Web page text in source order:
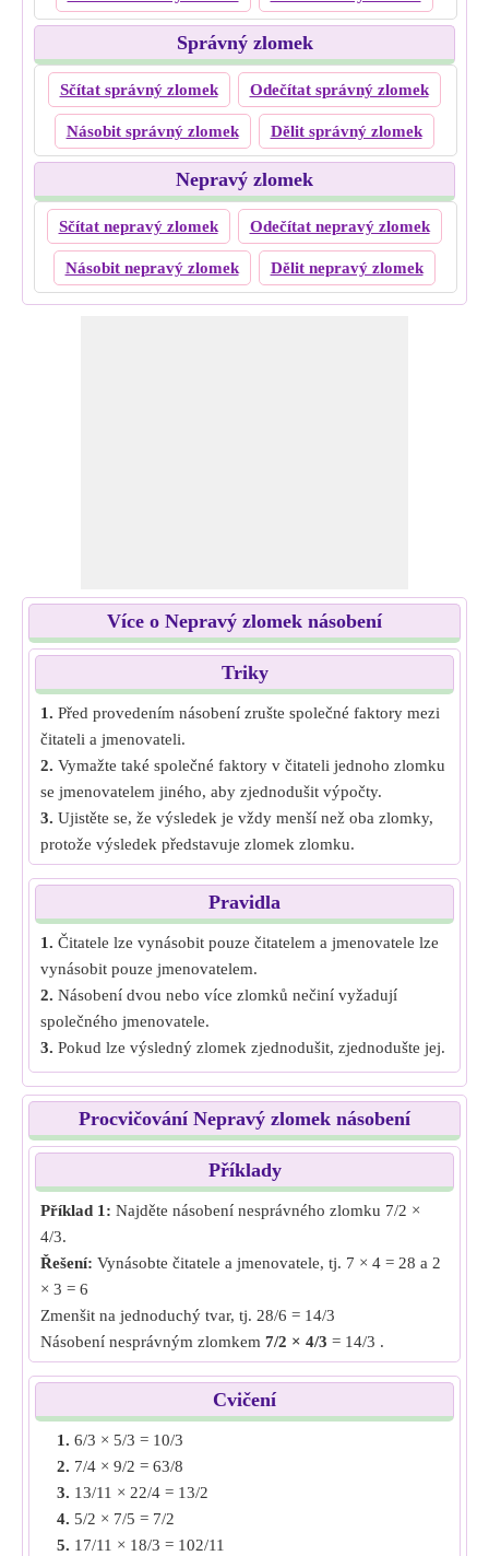
Správný zlomek
Sčítat správný zlomek Odečítat správný zlomek
Násobit správný zlomek Dělit správný zlomek
Nepravý zlomek
Sčítat nepravý zlomek Odečítat nepravý zlomek
Násobit nepravý zlomek Dělit nepravý zlomek
Více o Nepravý zlomek násobení
Triky
1. Před provedením násobení zrušte společné faktory mezi
čitateli a jmenovateli.
2. Vymažte také společné faktory v čitateli jednoho zlomku
se jmenovatelem jiného, aby zjednodušit výpočty.
3. Ujistěte se, že výsledek je vždy menší než oba zlomky,
protože výsledek představuje zlomek zlomku.
Pravidla
1. Čitatele lze vynásobit pouze čitatelem a jmenovatele lze
vynásobit pouze jmenovatelem.
2. Násobení dvou nebo více zlomků nečiní vyžadují
společného jmenovatele.
3. Pokud lze výsledný zlomek zjednodušit, zjednodušte jej.
Procvičování Nepravý zlomek násobení
Příklady
Příklad 1: Najděte násobení nesprávného zlomku 7/2 ×
4/3.
Řešení: Vynásobte čitatele a jmenovatele, tj. 7 × 4 = 28 a 2
× 3 = 6
Zmenšit na jednoduchý tvar, tj. 28/6 = 14/3
Násobení nesprávným zlomkem 7/2 × 4/3 = 14/3 .
Najděte násobení nesprávného zlomku 10/3 ×
6/4.
Řešení:Vynásobte čitatele a jmenovatele, tj. 10 × 6 = 60 a
3 × 4 = 12
Zmenšit na jednoduchý tvar, tj. 60/12 = 5/1
Násobení nesprávným zlomkem
Cvičení
1. 6/3 × 5/3 = 10/3
2. 7/4 × 9/2 = 63/8
3. 13/11 × 22/4 = 13/2
4. 5/2 × 7/5 = 7/2
5. 17/11 × 18/3 = 102/11